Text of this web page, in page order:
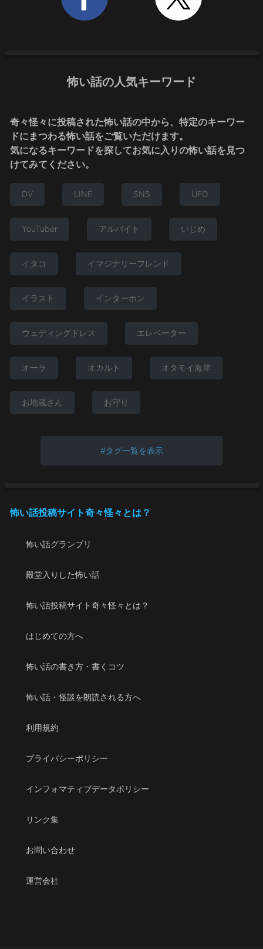
怖い話の人気キーワード
奇々怪々に投稿された怖い話の中から、特定のキーワー
ドにまつわる怖い話をご覧いただけます。
気になるキーワードを探してお気に入りの怖い話を見つ
けてみてください。
DV LINE SNS UFO
YouTuber アルバイト いじめ
イタコ イマジナリーフレンド
イラスト インターホン
ウェディングドレス エレベーター
オーラ オカルト オタモイ海岸
お地蔵さん お守り
タグ一覧を表示
怖い話投稿サイト奇々怪々とは？
怖い話グランプリ
殿堂入りした怖い話
怖い話投稿サイト奇々怪々とは？
はじめての方へ
怖い話の書き方・書くコツ
怖い話・怪談を朗読される方へ
利用規約
プライバシーポリシー
インフォマティブデータポリシー
リンク集
お問い合わせ
運営会社